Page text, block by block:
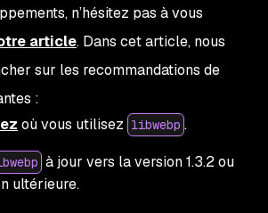
n’hésitez pas à vous
article. Dans cet article, nous
sur les recommandations de
:
où vous utilisez libwebp .
à jour vers la version 1.3.2 ou
ultérieure.